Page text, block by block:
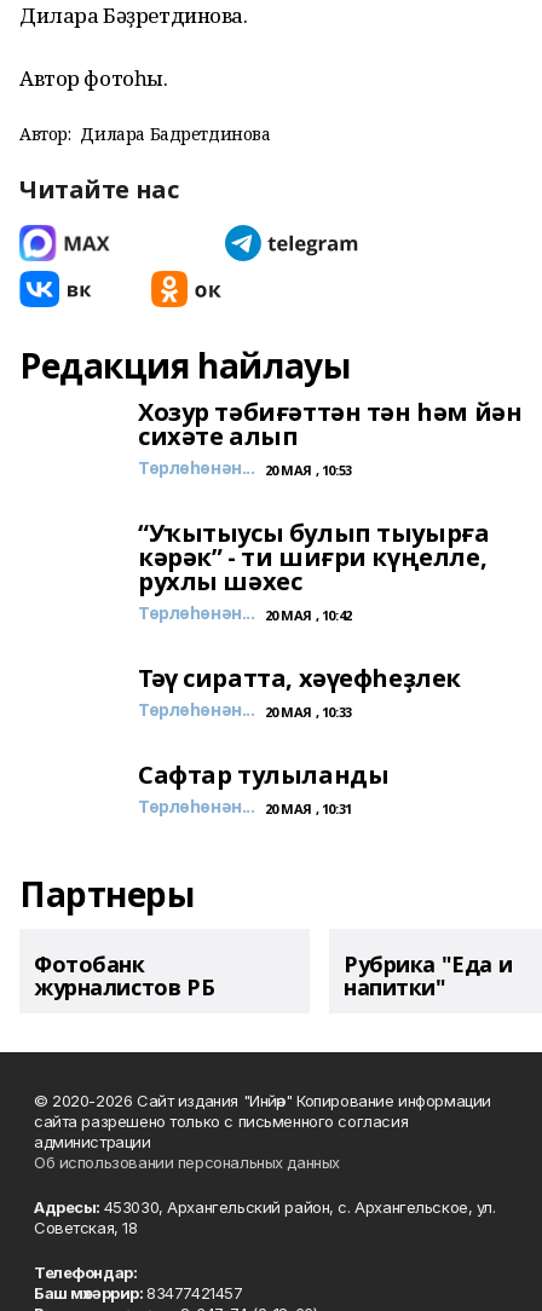
Дилара Бәҙретдинова.
Автор фотоһы.
Автор: Дилара Бадретдинова
Читайте нас
Редакция һайлауы
Хозур тәбиғәттән тән һәм йән
сихәте алып
Төрлөһөнән... 20 МАЯ , 10:53
“Уҡытыусы булып тыуырға
кәрәк” - ти шиғри күңелле,
рухлы шәхес
Төрлөһөнән... 20 МАЯ , 10:42
Тәү сиратта, хәүефһеҙлек
Төрлөһөнән... 20 МАЯ , 10:33
Сафтар тулыланды
Төрлөһөнән... 20 МАЯ , 10:31
Партнеры
Фотобанк
журналистов РБ
Рубрика "Еда и
напитки"
© 2020-2026 Сайт издания "Инйәр" Копирование информации
сайта разрешено только с письменного согласия
администрации
Об использовании персональных данных
Адресы: 453030, Архангельский район, с. Архангельское, ул.
Советская, 18
Телефондар:
Баш мөхәррир:83477421457